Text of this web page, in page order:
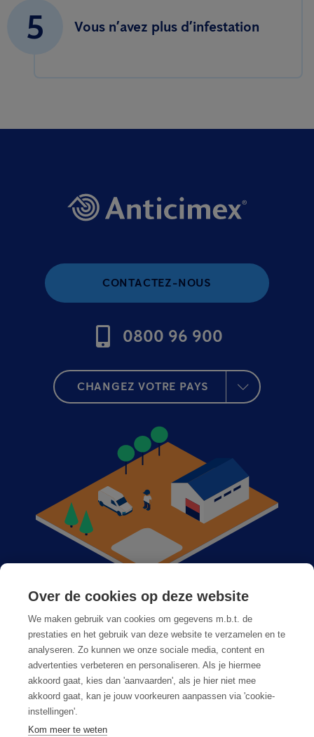
5 Vous n’avez plus d’infestation
CONTACTEZ-NOUS
0800 96 900
CHANGEZ VOTRE PAYS
Anticimex dans votre région
Postes vacants
Foire aux questions
Over de cookies op deze website
We maken gebruik van cookies om gegevens m.b.t. de
prestaties en het gebruik van deze website te verzamelen en te
analyseren. Zo kunnen we onze sociale media, content en
advertenties verbeteren en personaliseren. Als je hiermee
akkoord gaat, kies dan 'aanvaarden', als je hier niet mee
akkoord gaat, kan je jouw voorkeuren aanpassen via 'cookie-
instellingen'.
Kom meer te weten